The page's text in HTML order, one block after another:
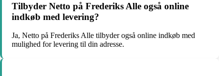
Tilbyder Netto på Frederiks Alle også online
indkøb med levering?
Ja, Netto på Frederiks Alle tilbyder også online indkøb med
mulighed for levering til din adresse.